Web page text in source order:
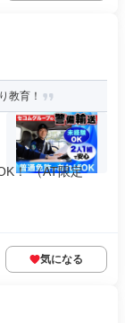
教育！
！ （AT限定
気になる